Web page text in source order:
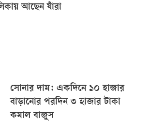
আছেন যাঁরা
সোনার দাম: একদিনে ১০ হাজার
বাড়ানোর পরদিন ৩ হাজার টাকা
কমাল বাজুস